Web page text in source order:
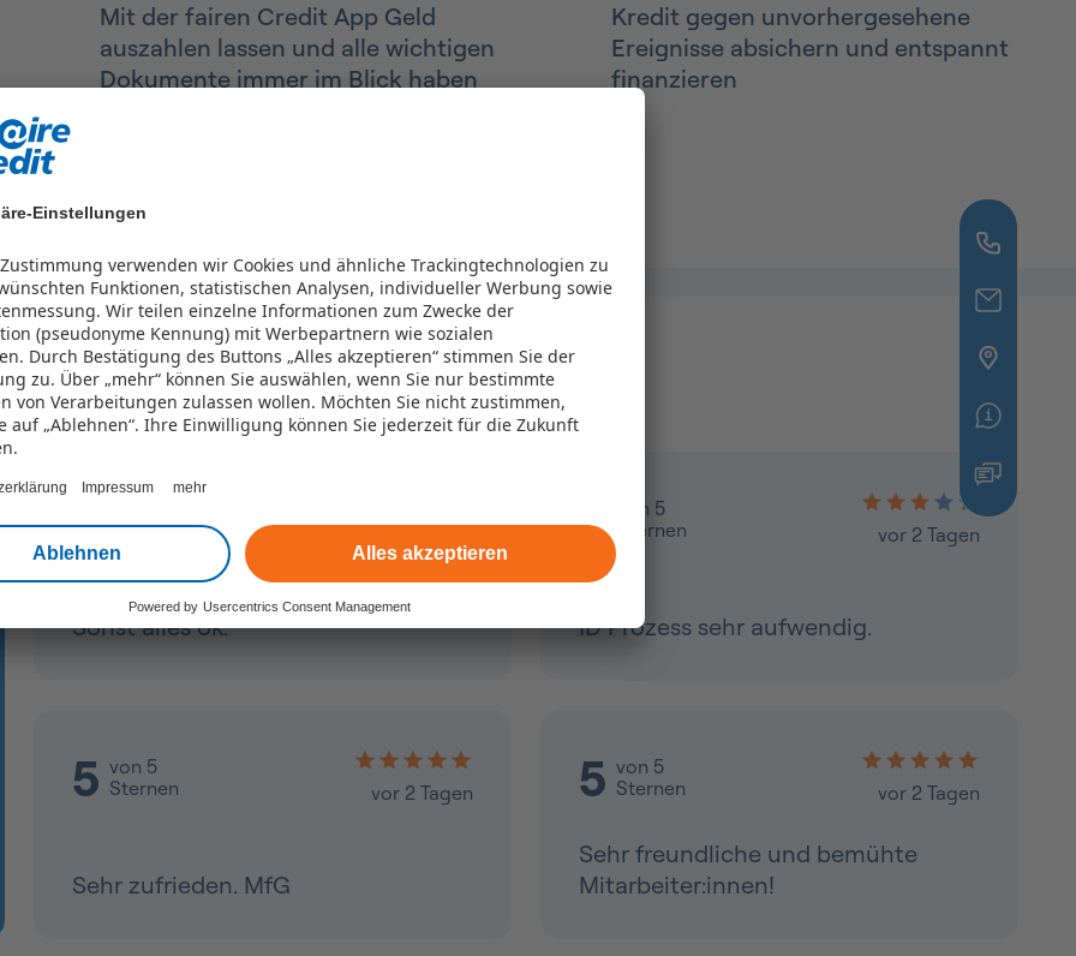
Einstellungen
verwenden wir Cookies und ähnliche Trackingtechnologien zu
Funktionen, statistischen Analysen, individueller Werbung sowie
Wir teilen einzelne Informationen zum Zwecke der
(pseudonyme Kennung) mit Werbepartnern wie sozialen
Durch Bestätigung des Buttons „Alles akzeptieren“ stimmen Sie der
zu. Über „mehr“ können Sie auswählen, wenn Sie nur bestimmte
von Verarbeitungen zulassen wollen. Möchten Sie nicht zustimmen,
auf „Ablehnen“. Ihre Einwilligung können Sie jederzeit für die Zukunft
Impressum mehr
Ablehnen Alles akzeptieren
Powered by Usercentrics Consent Management
Mit der fairen Credit App Geld
auszahlen lassen und alle wichtigen
Dokumente immer im Blick haben
Kredit gegen unvorhergesehene
Ereignisse absichern und entspannt
finanzieren